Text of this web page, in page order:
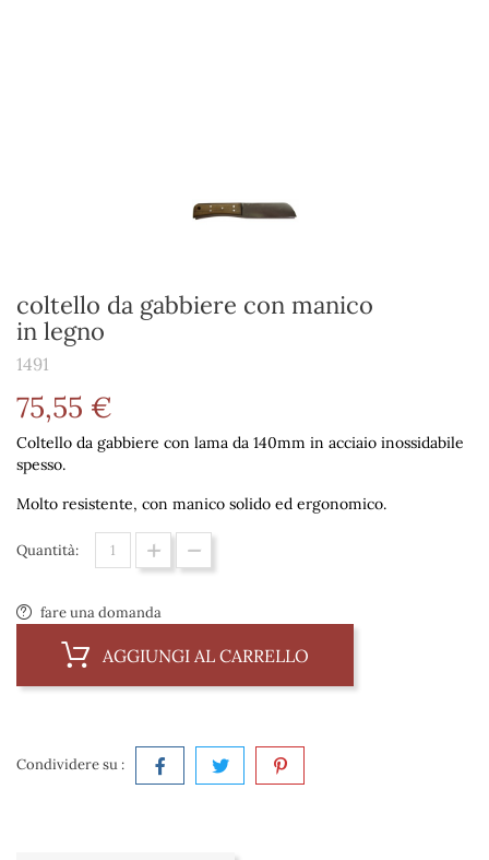
coltello da gabbiere con manico
in legno
1491
75,55 €
Coltello da gabbiere con lama da 140mm in acciaio inossidabile
spesso.
Molto resistente, con manico solido ed ergonomico.
Quantità:
fare una domanda
AGGIUNGI AL CARRELLO
Condividere su :